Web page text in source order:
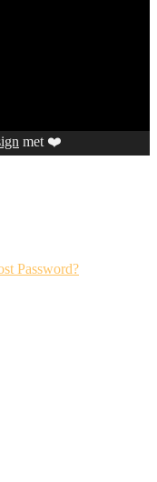
met ❤️
Password?